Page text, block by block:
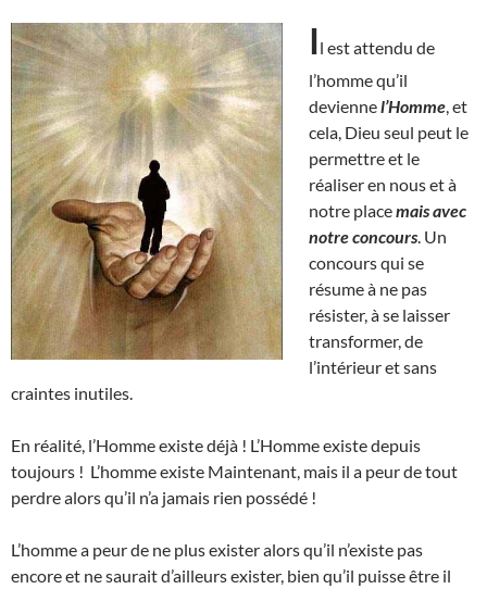
Il est attendu de
l’homme qu’il
deviennel’Homme , et
cela, Dieu seul peut le
permettre et le
réaliser en nous et à
notre placemais avec
notre concours . Un
concours qui se
résume à ne pas
résister, à se laisser
transformer, de
l’intérieur et sans
craintes inutiles.
En réalité, l’Homme existe déjà ! L’Homme existe depuis
toujours ! L’homme existe Maintenant, mais il a peur de tout
perdre alors qu’il n’a jamais rien possédé !
L’homme a peur de ne plus exister alors qu’il n’existe pas
encore et ne saurait d’ailleurs exister, bien qu’il puisse être il